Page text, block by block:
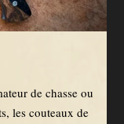
de chasse ou
les couteaux de